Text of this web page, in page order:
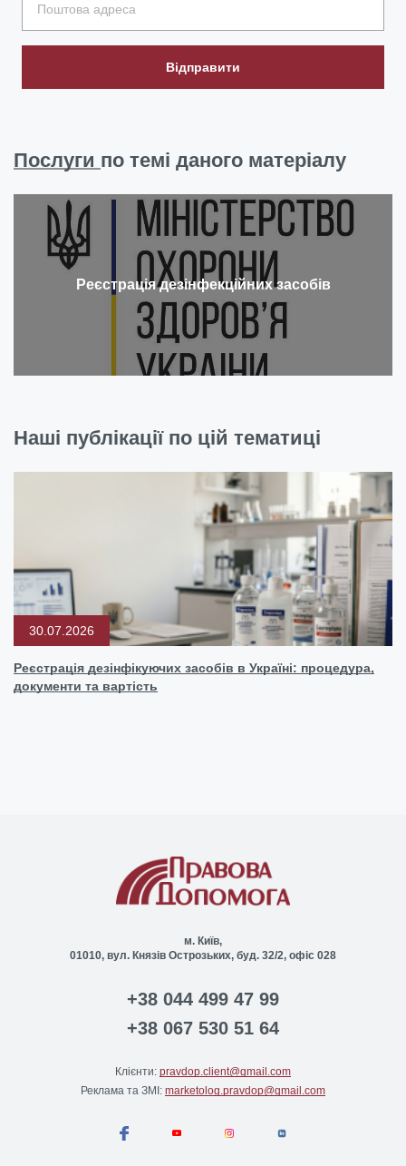
Відправити
Послуги по темі даного матеріалу
Реєстрація дезінфекційних засобів
Наші публікації по цій тематиці
30.07.2026
Реєстрація дезінфікуючих засобів в Україні: процедура,
документи та вартість
м. Київ,
01010, вул. Князів Острозьких, буд. 32/2, офіс 028
+38 044 499 47 99
+38 067 530 51 64
Клієнти: pravdop.client@gmail.com
Реклама та ЗМІ: marketolog.pravdop@gmail.com